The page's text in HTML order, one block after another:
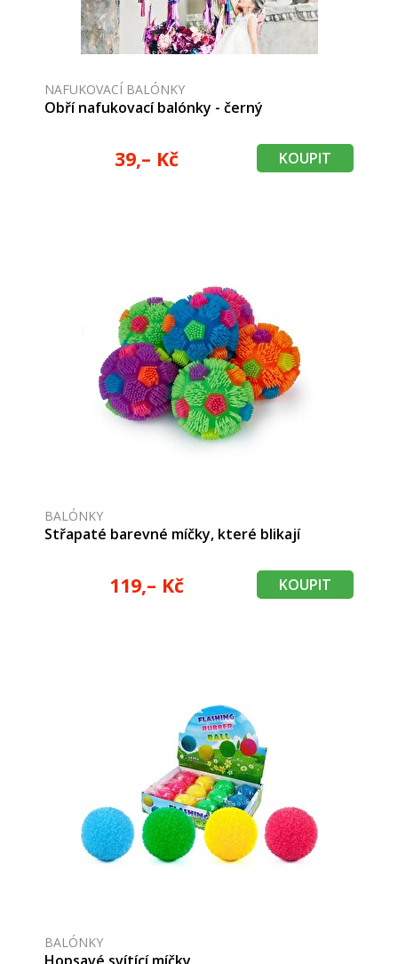
NAFUKOVACÍ BALÓNKY
Obří nafukovací balónky - černý
39,– Kč KOUPIT
BALÓNKY
Střapaté barevné míčky, které blikají
119,– Kč KOUPIT
BALÓNKY